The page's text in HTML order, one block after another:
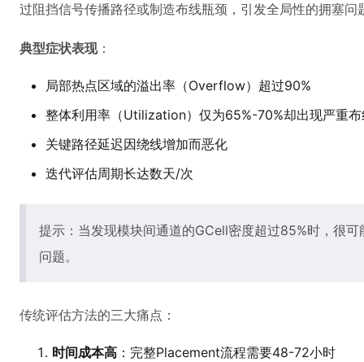
过阻挡信号传播路径或制造布线瓶颈，引发全局性的拥塞问
典型症状表现：
局部热点区域的溢出率（Overflow）超过90%
整体利用率（Utilization）仅为65%-70%却出现严重
关键路径延迟因绕线增加而恶化
迭代评估周期长达数天/次
提示：当发现模块间通道的GCell密度超过85%时，很
问题。
传统评估方法的三大痛点：
时间成本高 ：完整Placement流程需要48-72小时